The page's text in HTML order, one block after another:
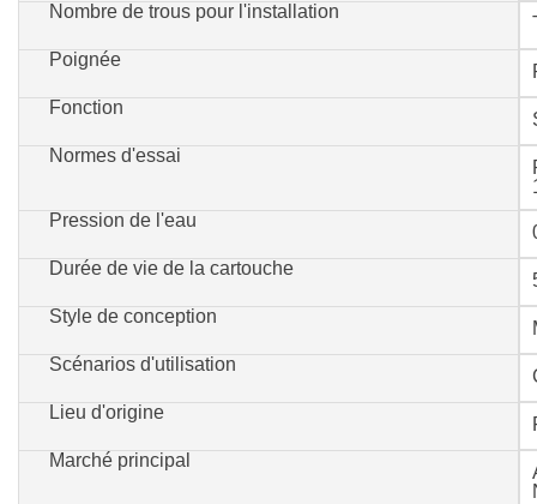
Nombre de trous pour l'installation
Poignée
Fonction
Normes d'essai
Pression de l'eau
Durée de vie de la cartouche
Style de conception
Scénarios d'utilisation
Lieu d'origine
Marché principal